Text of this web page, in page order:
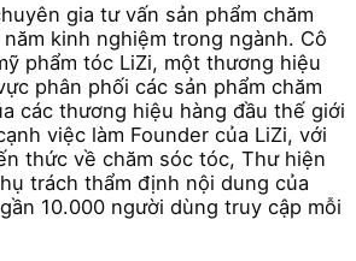
gia tư vấn sản phẩm chăm
kinh nghiệm trong ngành. Cô
phẩm tóc LiZi, một thương hiệu
phân phối các sản phẩm chăm
các thương hiệu hàng đầu thế giới
việc làm Founder của LiZi, với
thức về chăm sóc tóc, Thư hiện
trách thẩm định nội dung của
10.000 người dùng truy cập mỗi